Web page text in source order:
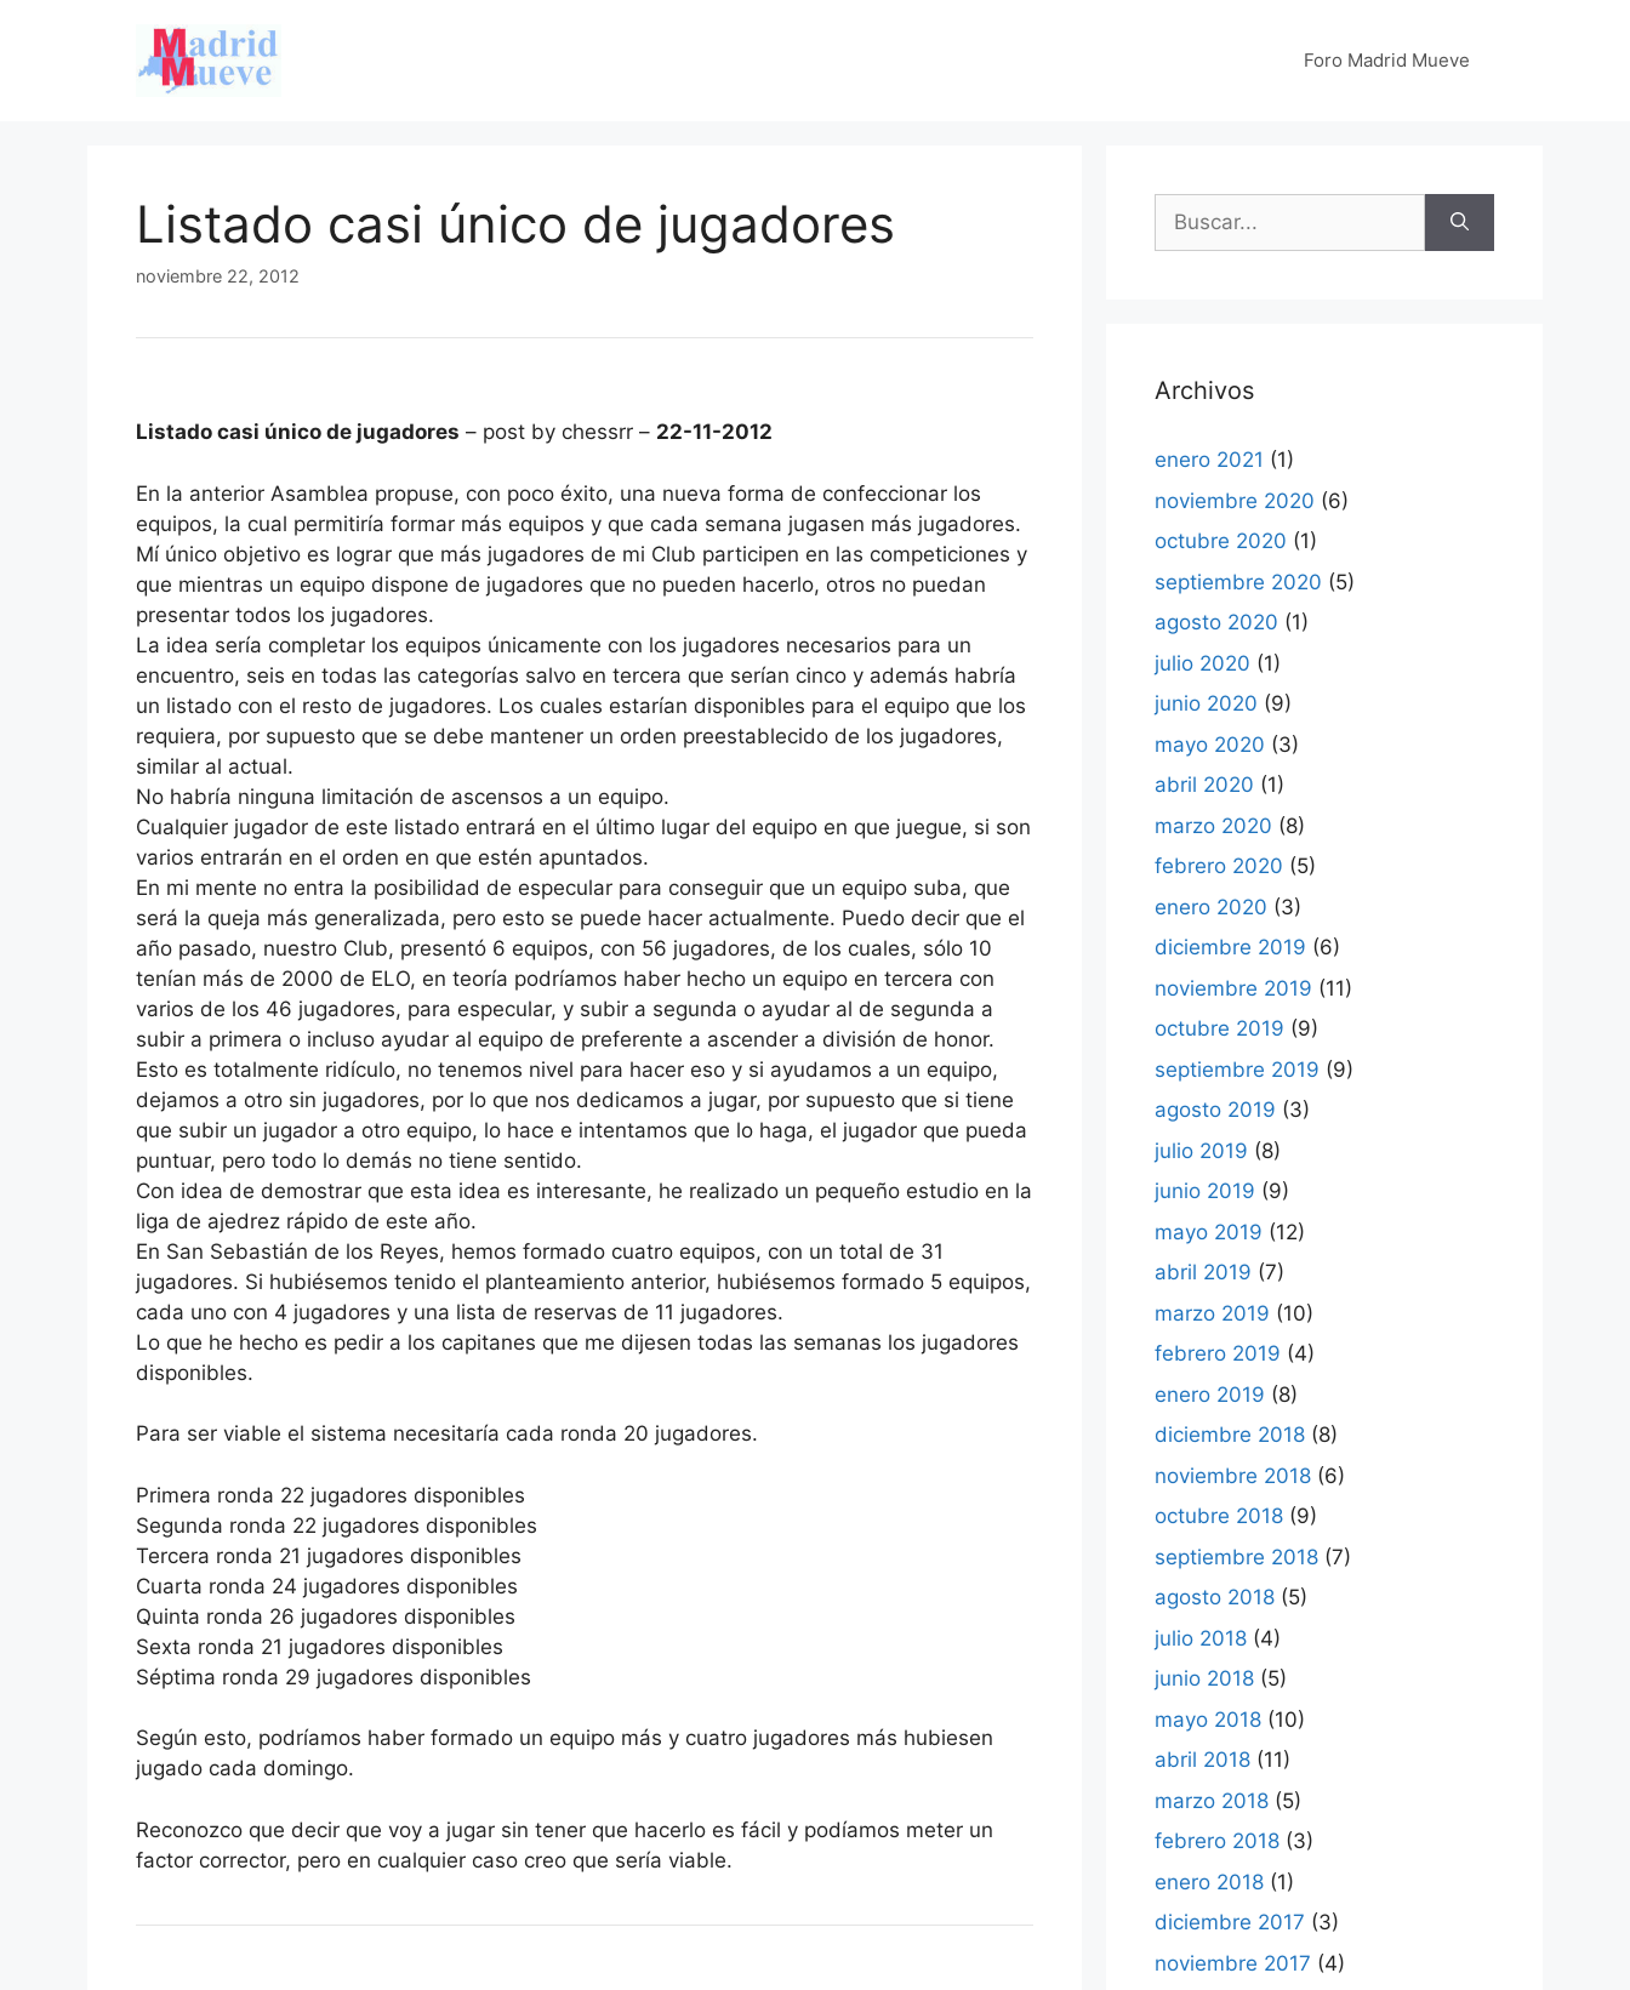
Foro Madrid Mueve
Listado casi único de jugadores
noviembre 22, 2012
Listado casi único de jugadores – post by chessrr – 22-11-2012
En la anterior Asamblea propuse, con poco éxito, una nueva forma de confeccionar los
equipos, la cual permitiría formar más equipos y que cada semana jugasen más jugadores.
Mí único objetivo es lograr que más jugadores de mi Club participen en las competiciones y
que mientras un equipo dispone de jugadores que no pueden hacerlo, otros no puedan
presentar todos los jugadores.
La idea sería completar los equipos únicamente con los jugadores necesarios para un
encuentro, seis en todas las categorías salvo en tercera que serían cinco y además habría
un listado con el resto de jugadores. Los cuales estarían disponibles para el equipo que los
requiera, por supuesto que se debe mantener un orden preestablecido de los jugadores,
similar al actual.
No habría ninguna limitación de ascensos a un equipo.
Cualquier jugador de este listado entrará en el último lugar del equipo en que juegue, si son
varios entrarán en el orden en que estén apuntados.
En mi mente no entra la posibilidad de especular para conseguir que un equipo suba, que
será la queja más generalizada, pero esto se puede hacer actualmente. Puedo decir que el
año pasado, nuestro Club, presentó 6 equipos, con 56 jugadores, de los cuales, sólo 10
tenían más de 2000 de ELO, en teoría podríamos haber hecho un equipo en tercera con
varios de los 46 jugadores, para especular, y subir a segunda o ayudar al de segunda a
subir a primera o incluso ayudar al equipo de preferente a ascender a división de honor.
Esto es totalmente ridículo, no tenemos nivel para hacer eso y si ayudamos a un equipo,
dejamos a otro sin jugadores, por lo que nos dedicamos a jugar, por supuesto que si tiene
que subir un jugador a otro equipo, lo hace e intentamos que lo haga, el jugador que pueda
puntuar, pero todo lo demás no tiene sentido.
Con idea de demostrar que esta idea es interesante, he realizado un pequeño estudio en la
liga de ajedrez rápido de este año.
En San Sebastián de los Reyes, hemos formado cuatro equipos, con un total de 31
jugadores. Si hubiésemos tenido el planteamiento anterior, hubiésemos formado 5 equipos,
cada uno con 4 jugadores y una lista de reservas de 11 jugadores.
Lo que he hecho es pedir a los capitanes que me dijesen todas las semanas los jugadores
disponibles.
Para ser viable el sistema necesitaría cada ronda 20 jugadores.
Primera ronda 22 jugadores disponibles
Segunda ronda 22 jugadores disponibles
Tercera ronda 21 jugadores disponibles
Cuarta ronda 24 jugadores disponibles
Quinta ronda 26 jugadores disponibles
Sexta ronda 21 jugadores disponibles
Séptima ronda 29 jugadores disponibles
Según esto, podríamos haber formado un equipo más y cuatro jugadores más hubiesen
jugado cada domingo.
Reconozco que decir que voy a jugar sin tener que hacerlo es fácil y podíamos meter un
factor corrector, pero en cualquier caso creo que sería viable.
Buscar:
Archivos
enero 2021 (1)
noviembre 2020 (6)
octubre 2020 (1)
septiembre 2020 (5)
agosto 2020 (1)
julio 2020 (1)
junio 2020 (9)
mayo 2020 (3)
abril 2020 (1)
marzo 2020 (8)
febrero 2020 (5)
enero 2020 (3)
diciembre 2019 (6)
noviembre 2019 (11)
octubre 2019 (9)
septiembre 2019 (9)
agosto 2019 (3)
julio 2019 (8)
junio 2019 (9)
mayo 2019 (12)
abril 2019 (7)
marzo 2019 (10)
febrero 2019 (4)
enero 2019 (8)
diciembre 2018 (8)
noviembre 2018 (6)
octubre 2018 (9)
septiembre 2018 (7)
agosto 2018 (5)
julio 2018 (4)
junio 2018 (5)
mayo 2018 (10)
abril 2018 (11)
marzo 2018 (5)
febrero 2018 (3)
enero 2018 (1)
diciembre 2017 (3)
noviembre 2017 (4)